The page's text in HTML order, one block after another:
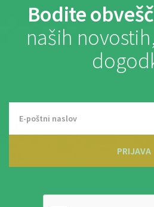
Bodite
naših
PRIJAVA